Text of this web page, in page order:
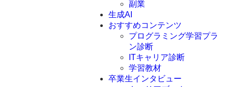
Swift
Ruby
副業
生成AI
おすすめコンテンツ
プログラミング学習プラ
ン診断
ITキャリア診断
学習教材
卒業生インタビュー